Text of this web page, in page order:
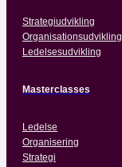
Strategiudvikling
Organisationsudvikling
Ledelsesudvikling
Masterclasses
Ledelse
Organisering
Strategi